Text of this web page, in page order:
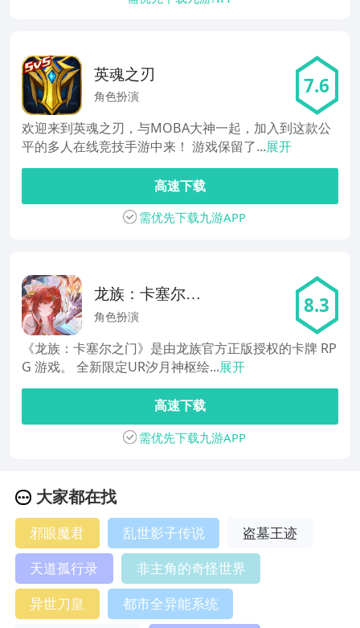
英魂之刃
角色扮演 7.6
欢迎来到英魂之刃，与MOBA大神一起，加入到这款公
平的多人在线竞技手游中来！ 游戏保留了...展开
高速下载
需优先下载九游APP
龙族：卡塞尔之
门
角色扮演 8.3
《龙族：卡塞尔之门》是由龙族官方正版授权的卡牌 RP
G 游戏。 全新限定UR汐月神枢绘...展开
高速下载
需优先下载九游APP
大家都在找
邪眼魔君 乱世影子传说
盗墓王迹
天道孤行录
非主角的奇怪世界
异世刀皇
都市全异能系统